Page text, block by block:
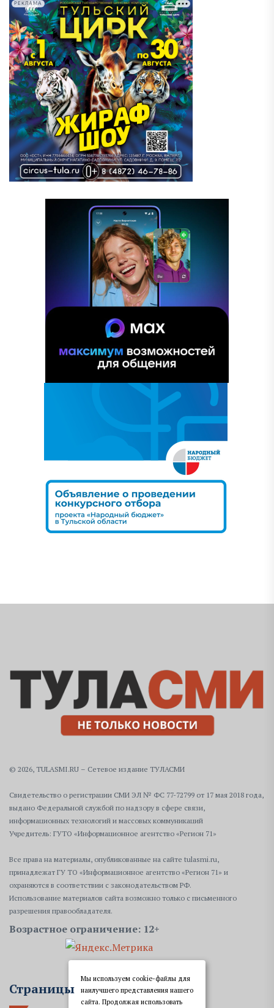
РЕКЛАМА
© 2026, TULASMI.RU – Сетевое издание ТУЛАСМИ
Свидетельство о регистрации СМИ ЭЛ № ФС 77-72799 от 17 мая 2018 года,
выдано Федеральной службой по надзору в сфере связи,
информационных технологий и массовых коммуникаций
Учредитель: ГУТО «Информационное агентство «Регион 71»
Все права на материалы, опубликованные на сайте tulasmi.ru,
принадлежат ГУ ТО «Информационное агентство «Регион 71» и
охраняются в соответствии с законодательством РФ.
Использование материалов сайта возможно только с письменного
разрешения правообладателя.
Возрастное ограничение: 12+
Страницы
Мы используем cookie-файлы для
наилучшего представления нашего
сайта. Продолжая использовать